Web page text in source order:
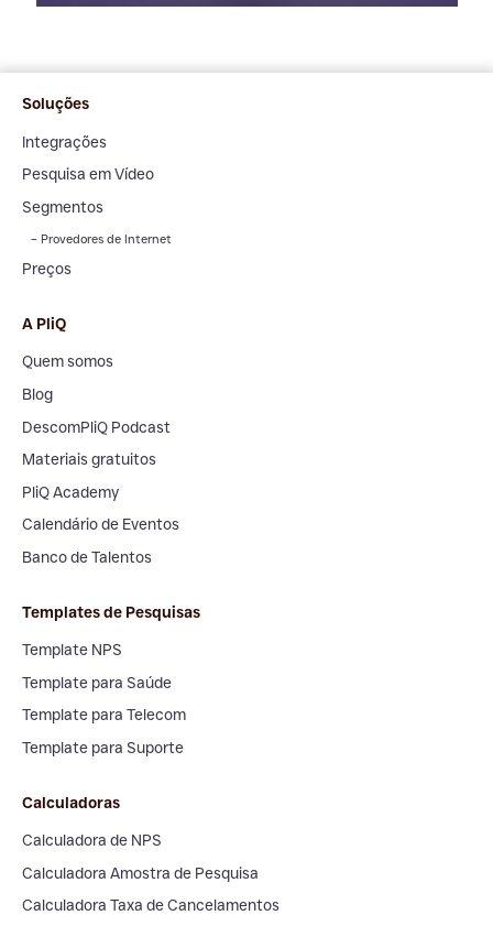
Soluções
Integrações
Pesquisa em Vídeo
Segmentos
– Provedores de Internet
Preços
A PliQ
Quem somos
Blog
DescomPliQ Podcast
Materiais gratuitos
PliQ Academy
Calendário de Eventos
Banco de Talentos
Templates de Pesquisas
Template NPS
Template para Saúde
Template para Telecom
Template para Suporte
Calculadoras
Calculadora de NPS
Calculadora Amostra de Pesquisa
Calculadora Taxa de Cancelamentos